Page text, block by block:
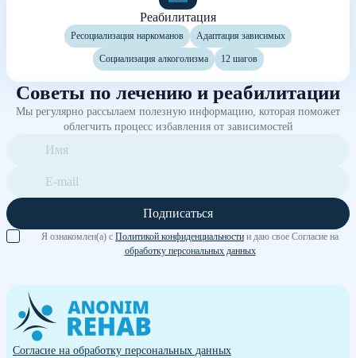
Реабилитация
Ресоциализация наркоманов Адаптация зависимых
Социализация алкоголизма 12 шагов
Советы по лечению и реабилитации
Мы регулярно рассылаем полезную информацию, которая поможет
облегчить процесс избавления от зависимостей
Подписаться
Я ознакомлен(а) с Политикой конфиденциальности и даю свое Согласие на
обработку персональных данных
Согласие на обработку персональных данных